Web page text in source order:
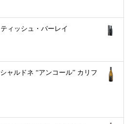
ィッシュ・バーレイ
ャルドネ “アンコール” カリフ